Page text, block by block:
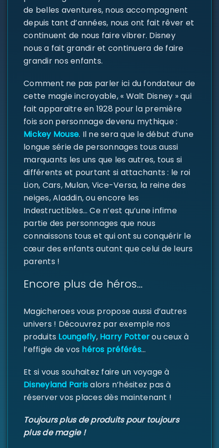
CONNECTER
ou e-mail*
de passe*
SE CONNECTER
de belles aventures, nous accompagnent
depuis tant d’années, nous ont fait rêver et
continuent de nous faire vibrer. Disney
nous a fait grandir et continuera de faire
grandir nos enfants.
Comment ne pas parler ici du fondateur de
cette magie incroyable, « Walt Disney » qui
fait apparaitre en 1928 pour la première
fois son personnage devenu mythique :
Mickey Mouse. Il ne sera que le début d’une
longue série de personnages tous aussi
marquants les uns que les autres, tous si
différents et pourtant si attachants : le roi
Lion, Cars, Mulan, Vice-Versa, la reine des
neiges, Aladdin, ou encore les
Indestructibles… Ce n’est qu’une infime
partie des personnages que nous
connaissons tous et qui ont su conquérir le
cœur des enfants autant que celui de leurs
parents !
Encore plus de héros…
Magicheroes vous propose aussi d’autres
univers ! Découvrez par exemple nos
produits Loungefly,Harry Potterou ceux à
l’effigie de vos héros préférés…
Et si vous souhaitez faire un voyage à
Disneyland Parisalors n’hésitez pas à
réserver vos places dès maintenant !
Toujours plus de produits pour toujours
plus de magie !